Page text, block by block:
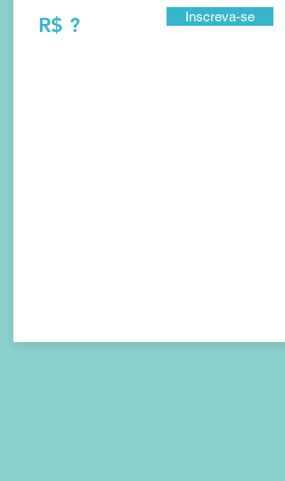
R$ ? Inscreva-se